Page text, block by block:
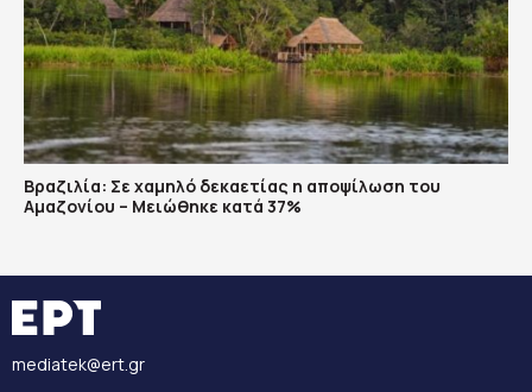
Βραζιλία: Σε χαμηλό δεκαετίας η αποψίλωση του
Αμαζονίου – Μειώθηκε κατά 37%
mediatek@ert.gr